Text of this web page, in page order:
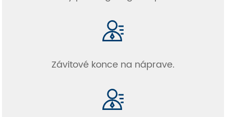
Závitové konce na náprave.